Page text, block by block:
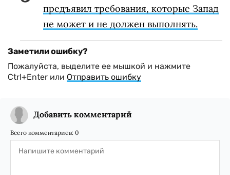
предъявил требования, которые Запад
не может и не должен выполнять.
Заметили ошибку?
Пожалуйста, выделите ее мышкой и нажмите
Ctrl+Enter или Отправить ошибку
Добавить комментарий
Всего комментариев: 0